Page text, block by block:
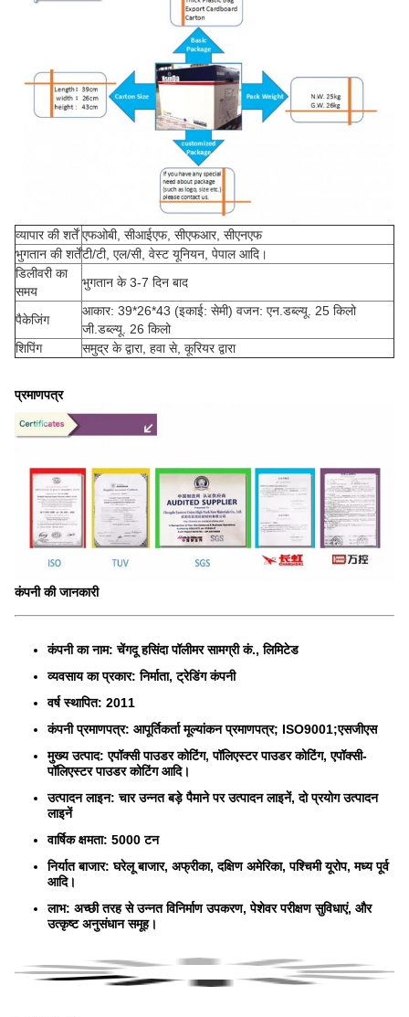
व्यापार की शर्तें एफओबी, सीआईएफ, सीएफआर, सीएनएफ
भुगतान की शर्तेंटी/टी, एल/सी, वेस्ट यूनियन, पेपाल आदि।
डिलीवरी का
समय
भुगतान के 3-7 दिन बाद
पैकेजिंग
आकार: 39*26*43 (इकाई: सेमी) वजन: एन.डब्ल्यू. 25 किलो
जी.डब्ल्यू. 26 किलो
शिपिंग
समुद्र के द्वारा, हवा से, कूरियर द्वारा
प्रमाणपत्र
कंपनी की जानकारी
कंपनी का नाम: चेंगदू हसिंदा पॉलीमर सामग्री कं., लिमिटेड
व्यवसाय का प्रकार: निर्माता, ट्रेडिंग कंपनी
वर्ष स्थापित: 2011
कंपनी प्रमाणपत्र: आपूर्तिकर्ता मूल्यांकन प्रमाणपत्र; ISO9001;एसजीएस
मुख्य उत्पाद: एपॉक्सी पाउडर कोटिंग, पॉलिएस्टर पाउडर कोटिंग, एपॉक्सी-
पॉलिएस्टर पाउडर कोटिंग आदि।
उत्पादन लाइन: चार उन्नत बड़े पैमाने पर उत्पादन लाइनें, दो प्रयोग उत्पादन
लाइनें
वार्षिक क्षमता: 5000 टन
निर्यात बाजार: घरेलू बाजार, अफ्रीका, दक्षिण अमेरिका, पश्चिमी यूरोप, मध्य पूर्व
आदि।
लाभ: अच्छी तरह से उन्नत विनिर्माण उपकरण, पेशेवर परीक्षण सुविधाएं, और
उत्कृष्ट अनुसंधान समूह।